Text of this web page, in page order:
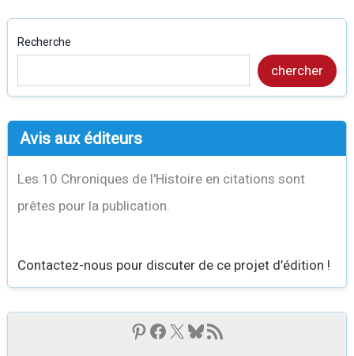
Recherche
chercher
Avis aux éditeurs
Les 10 Chroniques de l'Histoire en citations sont
prêtes pour la publication.
Contactez-nous pour discuter de ce projet d’édition !